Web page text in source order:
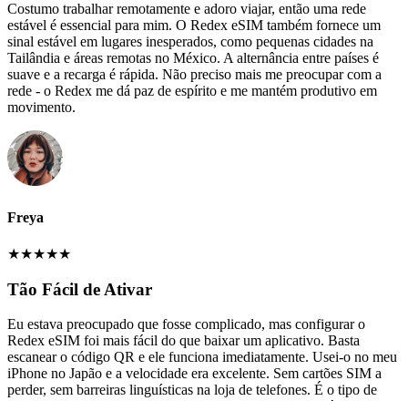
Costumo trabalhar remotamente e adoro viajar, então uma rede
estável é essencial para mim. O Redex eSIM também fornece um
sinal estável em lugares inesperados, como pequenas cidades na
Tailândia e áreas remotas no México. A alternância entre países é
suave e a recarga é rápida. Não preciso mais me preocupar com a
rede - o Redex me dá paz de espírito e me mantém produtivo em
movimento.
Freya
★★★★★
Tão Fácil de Ativar
Eu estava preocupado que fosse complicado, mas configurar o
Redex eSIM foi mais fácil do que baixar um aplicativo. Basta
escanear o código QR e ele funciona imediatamente. Usei-o no meu
iPhone no Japão e a velocidade era excelente. Sem cartões SIM a
perder, sem barreiras linguísticas na loja de telefones. É o tipo de